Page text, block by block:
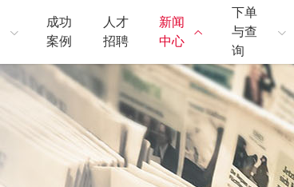
成功
案例
人才
招聘
新闻
中心
下单
与查
询